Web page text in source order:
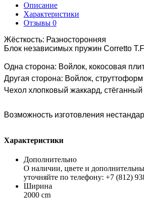
Описание
Характеристики
Отзывы 0
Жёсткость: Разносторонняя
Блок независимых пружин Corretto
Одна сторона: Войлок, кокосовая
Другая сторона: Войлок,
Чехол хлопковый жаккард,
Возможность изготовления
Характеристики
Дополнительно
О наличии, цвете и
уточняйте по телефону: +7 (812)
Ширина
2000 cm